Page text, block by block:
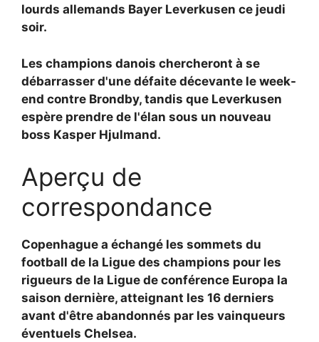
lourds allemands Bayer Leverkusen ce jeudi
soir.
Les champions danois chercheront à se
débarrasser d'une défaite décevante le week-
end contre Brondby, tandis que Leverkusen
espère prendre de l'élan sous un nouveau
boss Kasper Hjulmand.
Aperçu de
correspondance
Copenhague a échangé les sommets du
football de la Ligue des champions pour les
rigueurs de la Ligue de conférence Europa la
saison dernière, atteignant les 16 derniers
avant d'être abandonnés par les vainqueurs
éventuels Chelsea.